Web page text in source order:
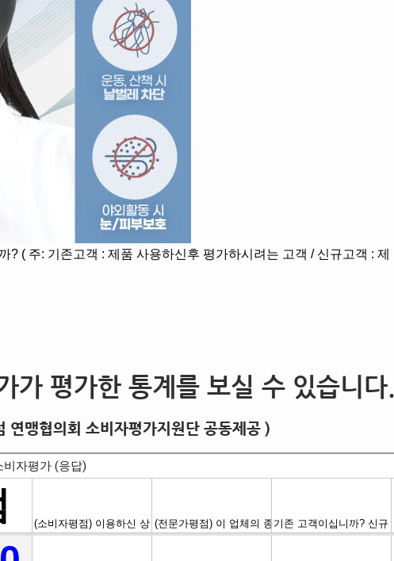
가 평가한 통계를 보실 수 있습니다.
연맹협의회 소비자평가지원단 공동제공 )